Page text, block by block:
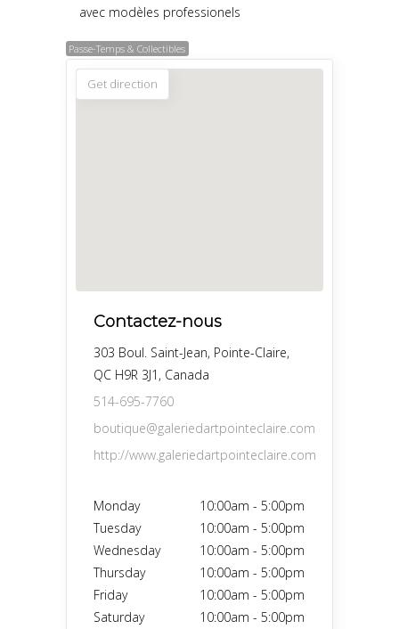
avec modèles professionels
Passe-Temps & Collectibles
Get direction
Contactez-nous
303 Boul. Saint-Jean, Pointe-Claire,
QC H9R 3J1, Canada
514-695-7760
boutique@galeriedartpointeclaire.com
http://www.galeriedartpointeclaire.com
Monday 10:00am - 5:00pm
Tuesday
10:00am - 5:00pm
Wednesday
10:00am - 5:00pm
Thursday
10:00am - 5:00pm
Friday
10:00am - 5:00pm
Saturday
10:00am - 5:00pm